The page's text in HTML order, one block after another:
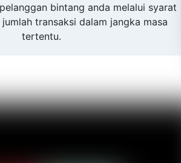
bintang anda melalui syarat
transaksi dalam jangka masa
tertentu.